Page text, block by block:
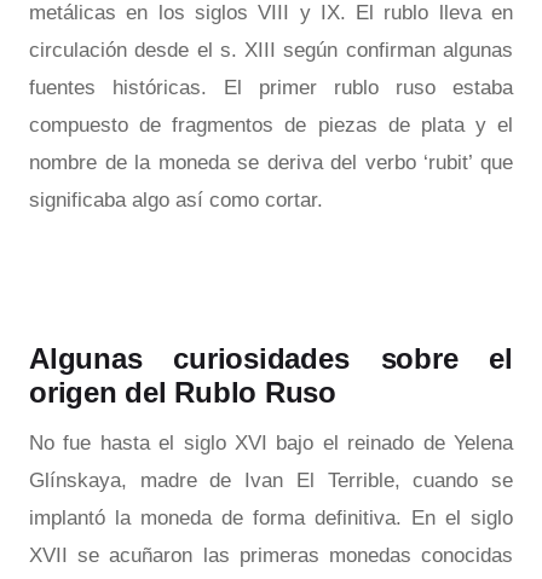
metálicas en los siglos VIII y IX. El rublo lleva en
circulación desde el s. XIII según confirman algunas
fuentes históricas. El primer rublo ruso estaba
compuesto de fragmentos de piezas de plata y el
nombre de la moneda se deriva del verbo ‘rubit’ que
significaba algo así como cortar.
Algunas curiosidades sobre el
origen del Rublo Ruso
No fue hasta el siglo XVI bajo el reinado de Yelena
Glínskaya, madre de Ivan El Terrible, cuando se
implantó la moneda de forma definitiva. En el siglo
XVII se acuñaron las primeras monedas conocidas